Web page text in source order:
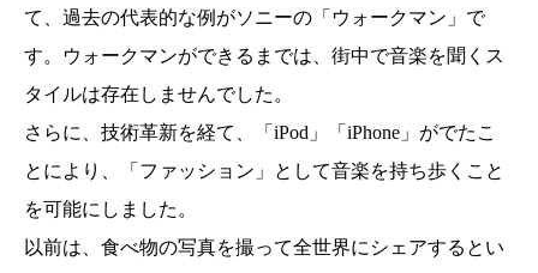
て、過去の代表的な例がソニーの「ウォークマン」で
す。ウォークマンができるまでは、街中で音楽を聞くス
タイルは存在しませんでした。
さらに、技術革新を経て、「iPod」「iPhone」がでたこ
とにより、「ファッション」として音楽を持ち歩くこと
を可能にしました。
以前は、食べ物の写真を撮って全世界にシェアするとい